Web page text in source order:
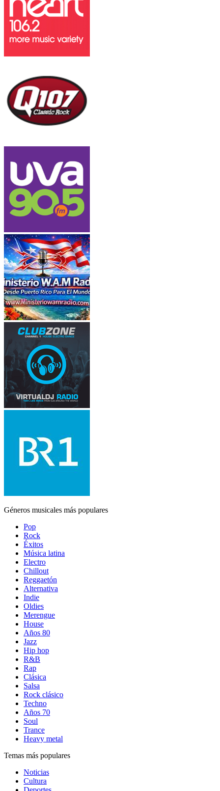
Géneros musicales más populares
Pop
Rock
Éxitos
Música latina
Electro
Chillout
Reggaetón
Alternativa
Indie
Oldies
Merengue
House
Años 80
Jazz
Hip hop
R&B
Rap
Clásica
Salsa
Rock clásico
Techno
Años 70
Soul
Trance
Heavy metal
Temas más populares
Noticias
Cultura